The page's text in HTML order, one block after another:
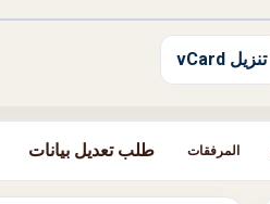
تنزيل vCard
المرفقات طلب تعديل بيانات